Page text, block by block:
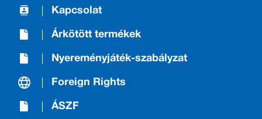
Kapcsolat
Árkötött termékek
Nyereményjáték-szabályzat
Foreign Rights
ÁSZF